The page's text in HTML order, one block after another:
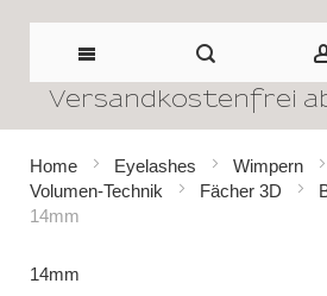
Direkt
Inhalt
Versandkostenfrei
Home Eyelashes
Wimpern
Volumen-Technik
Fächer 3D
14mm
14mm